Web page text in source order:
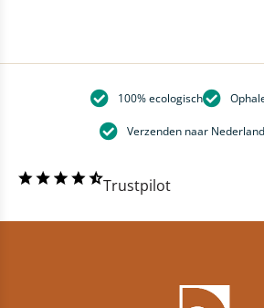
100% ecologisch
Verzenden naar
Trustpilot